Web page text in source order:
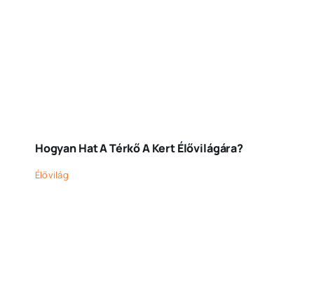
Hogyan Hat A Térkő A Kert Élővilágára?
Élővilág